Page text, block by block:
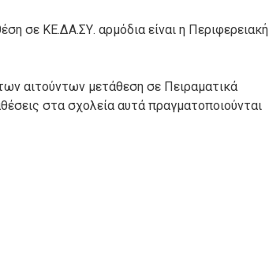
σε ΚΕ.ΔΑ.ΣΥ. αρμόδια είναι η Περιφερειακή
αιτούντων μετάθεση σε Πειραματικά
στα σχολεία αυτά πραγματοποιούνται